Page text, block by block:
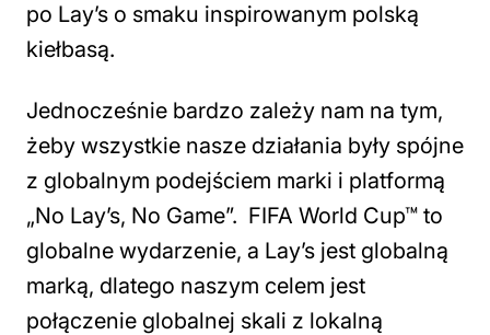
po Lay’s o smaku inspirowanym polską
kiełbasą.
Jednocześnie bardzo zależy nam na tym,
żeby wszystkie nasze działania były spójne
z globalnym podejściem marki i platformą
„No Lay’s, No Game”. FIFA World Cup™ to
globalne wydarzenie, a Lay’s jest globalną
marką, dlatego naszym celem jest
połączenie globalnej skali z lokalną